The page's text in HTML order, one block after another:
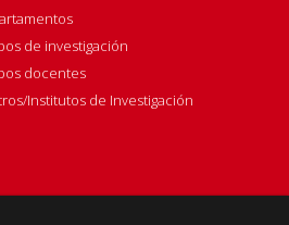
de investigación
docentes
Institutos de Investigación